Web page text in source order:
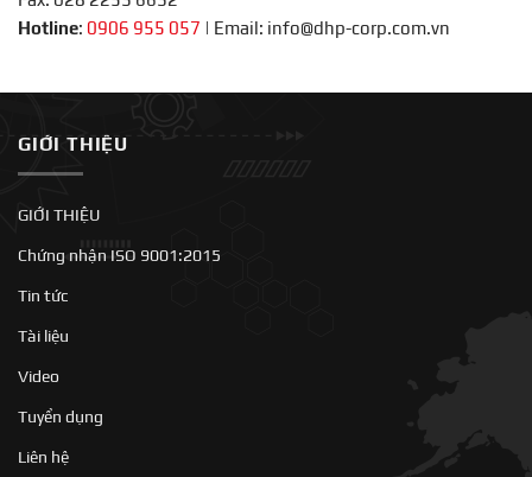
Hotline: 0906 955 057 | Email: info@dhp-corp.com.vn
GIỚI THIỆU
GIỚI THIỆU
Chứng nhận ISO 9001:2015
Tin tức
Tài liệu
Video
Tuyển dụng
Liên hệ